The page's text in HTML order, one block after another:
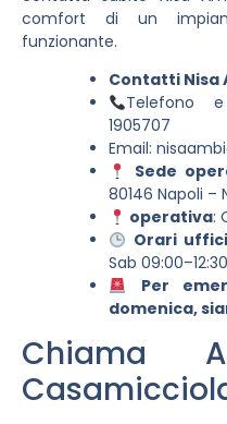
comfort di un
funzionante.
Contatti Nisa
Telefono
1905707
Email:
Sede
80146 Napoli –
operativa:
Orari
Sab
Per
domenica,
Chiama